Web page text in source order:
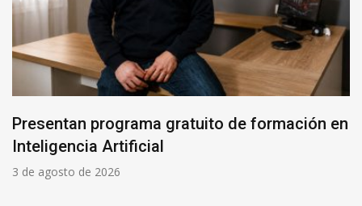
Presentan programa gratuito de formación en
Inteligencia Artificial
3 de agosto de 2026